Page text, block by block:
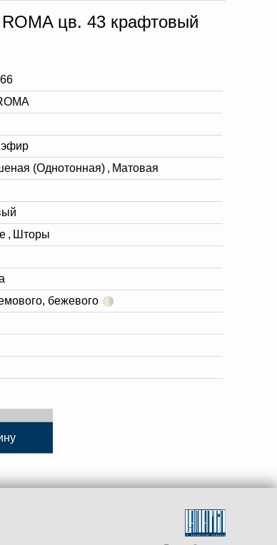
цв. 43 крафтовый
(Однотонная) , Матовая
, Шторы
бежевого